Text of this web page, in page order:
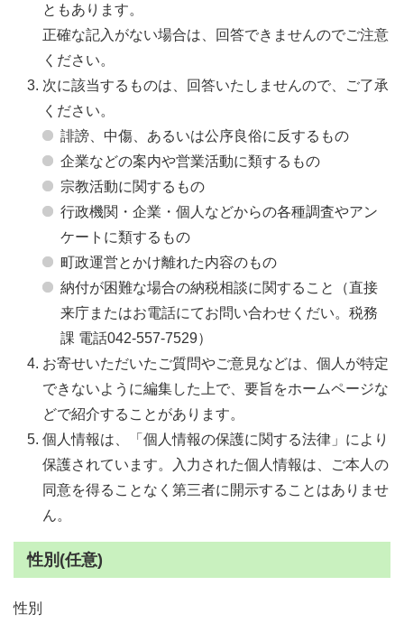
ともあります。
正確な記入がない場合は、回答できませんのでご注意
ください。
次に該当するものは、回答いたしませんので、ご了承
ください。
誹謗、中傷、あるいは公序良俗に反するもの
企業などの案内や営業活動に類するもの
宗教活動に関するもの
行政機関・企業・個人などからの各種調査やアン
ケートに類するもの
町政運営とかけ離れた内容のもの
納付が困難な場合の納税相談に関すること（直接
来庁またはお電話にてお問い合わせくだい。税務
課 電話042-557-7529）
お寄せいただいたご質問やご意見などは、個人が特定
できないように編集した上で、要旨をホームページな
どで紹介することがあります。
個人情報は、「個人情報の保護に関する法律」により
保護されています。入力された個人情報は、ご本人の
同意を得ることなく第三者に開示することはありませ
ん。
性別(任意)
性別